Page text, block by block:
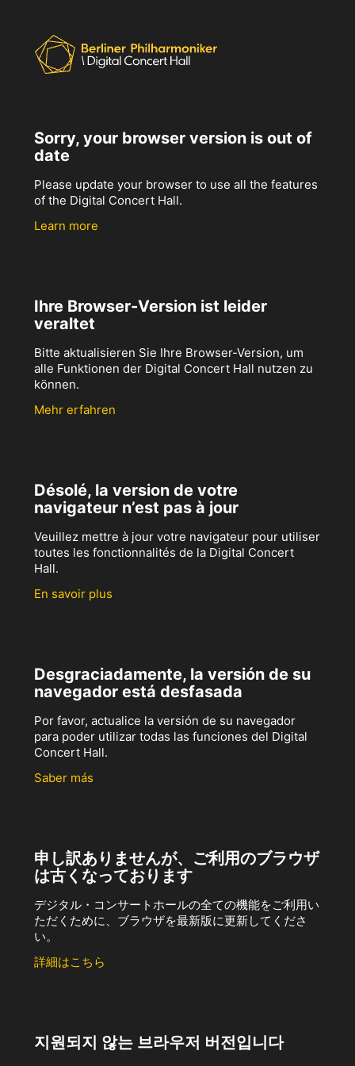
Sorry, your browser version is out of
date
Please update your browser to use all the features
of the Digital Concert Hall.
Learn more
Ihre Browser-Version ist leider
veraltet
Bitte aktualisieren Sie Ihre Browser-Version, um
alle Funktionen der Digital Concert Hall nutzen zu
können.
Mehr erfahren
Désolé, la version de votre
navigateur n’est pas à jour
Veuillez mettre à jour votre navigateur pour utiliser
toutes les fonctionnalités de la Digital Concert
Hall.
En savoir plus
Desgraciadamente, la versión de su
navegador está desfasada
Por favor, actualice la versión de su navegador
para poder utilizar todas las funciones del Digital
Concert Hall.
Saber más
申し訳ありませんが、ご利用のブラウザ
は古くなっております
デジタル・コンサートホールの全ての機能をご利用い
ただくために、ブラウザを最新版に更新してくださ
い。
詳細はこちら
지원되지 않는 브라우저 버전입니다